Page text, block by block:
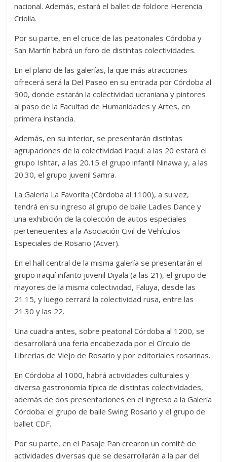
nacional. Además, estará el ballet de folclore Herencia
Criolla.
Por su parte, en el cruce de las peatonales Córdoba y
San Martín habrá un foro de distintas colectividades.
En el plano de las galerías, la que más atracciones
ofrecerá será la Del Paseo en su entrada por Córdoba al
900, donde estarán la colectividad ucraniana y pintores
al paso de la Facultad de Humanidades y Artes, en
primera instancia.
Además, en su interior, se presentarán distintas
agrupaciones de la colectividad iraquí: a las 20 estará el
grupo Ishtar, a las 20.15 el grupo infantil Ninawa y, a las
20.30, el grupo juvenil Samra.
La Galería La Favorita (Córdoba al 1100), a su vez,
tendrá en su ingreso al grupo de baile Ladies Dance y
una exhibición de la colección de autos especiales
pertenecientes a la Asociación Civil de Vehículos
Especiales de Rosario (Acver).
En el hall central de la misma galería se presentarán el
grupo iraquí infanto juvenil Diyala (a las 21), el grupo de
mayores de la misma colectividad, Faluya, desde las
21.15, y luego cerrará la colectividad rusa, entre las
21.30 y las 22.
Una cuadra antes, sobre peatonal Córdoba al 1200, se
desarrollará una feria encabezada por el Círculo de
Librerías de Viejo de Rosario y por editoriales rosarinas.
En Córdoba al 1000, habrá actividades culturales y
diversa gastronomía típica de distintas colectividades,
además de dos presentaciones en el ingreso a la Galería
Córdoba: el grupo de baile Swing Rosario y el grupo de
ballet CDF.
Por su parte, en el Pasaje Pan crearon un comité de
actividades diversas que se desarrollarán a la par del